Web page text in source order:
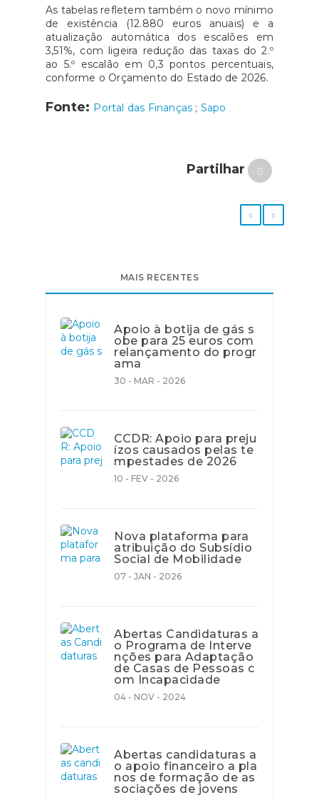
As tabelas refletem também o novo mínimo
de existência (12.880 euros anuais) e a
atualização automática dos escalões em
3,51%, com ligeira redução das taxas do 2.º
ao 5.º escalão em 0,3 pontos percentuais,
conforme o Orçamento do Estado de 2026.
Fonte: Portal das Finanças ; Sapo
Partilhar
MAIS RECENTES
Apoio à botija de gás s
obe para 25 euros com
relançamento do progr
ama
30 - MAR - 2026
CCDR: Apoio para preju
ízos causados pelas te
mpestades de 2026
10 - FEV - 2026
Nova plataforma para
atribuição do Subsídio
Social de Mobilidade
07 - JAN - 2026
Abertas Candidaturas a
o Programa de Interve
nções para Adaptação
de Casas de Pessoas c
om Incapacidade
04 - NOV - 2024
Abertas candidaturas a
o apoio financeiro a pla
nos de formação de as
sociações de jovens